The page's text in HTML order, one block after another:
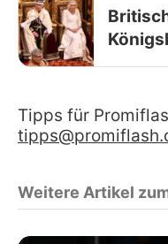
Tipps für
Weitere Artikel